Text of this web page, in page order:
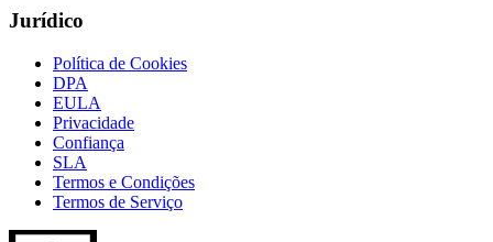
Jurídico
Política de Cookies
DPA
EULA
Privacidade
Confiança
SLA
Termos e Condições
Termos de Serviço